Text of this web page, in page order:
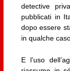
detective
pubblicati in
dopo essere
in qualche
E l’uso